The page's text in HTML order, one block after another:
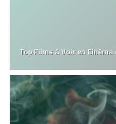
Top Films à Voir en